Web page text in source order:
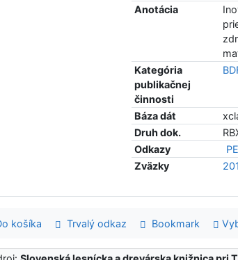
Anotácia
Kategória
publikačnej
činnosti
Báza dát
Druh dok.
Odkazy
Zväzky
košíka Trvalý odkaz Bookmark